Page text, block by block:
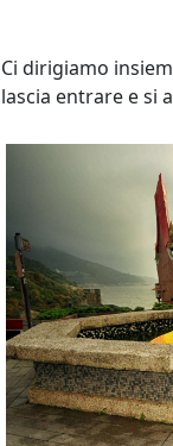
Ci dirigiamo
lascia entrare e si